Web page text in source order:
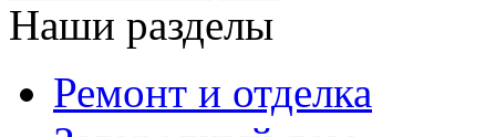
Наши разделы
Ремонт и отделка